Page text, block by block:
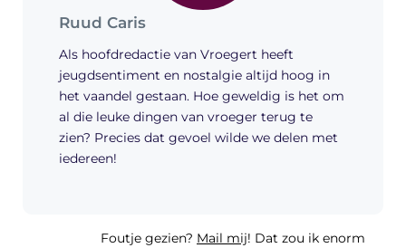
Ruud Caris
Als hoofdredactie van Vroegert heeft
jeugdsentiment en nostalgie altijd hoog in
het vaandel gestaan. Hoe geweldig is het om
al die leuke dingen van vroeger terug te
zien? Precies dat gevoel wilde we delen met
iedereen!
Foutje gezien? Mail mij! Dat zou ik enorm